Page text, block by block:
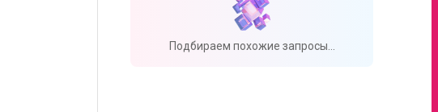
Подбираем похожие запросы...